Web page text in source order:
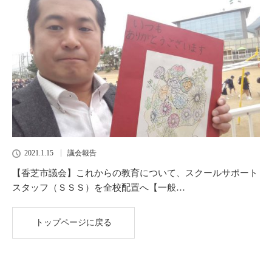
2021.1.15 議会報告
【香芝市議会】これからの教育について、スクールサポート
スタッフ（ＳＳＳ）を全校配置へ【一般…
トップページに戻る